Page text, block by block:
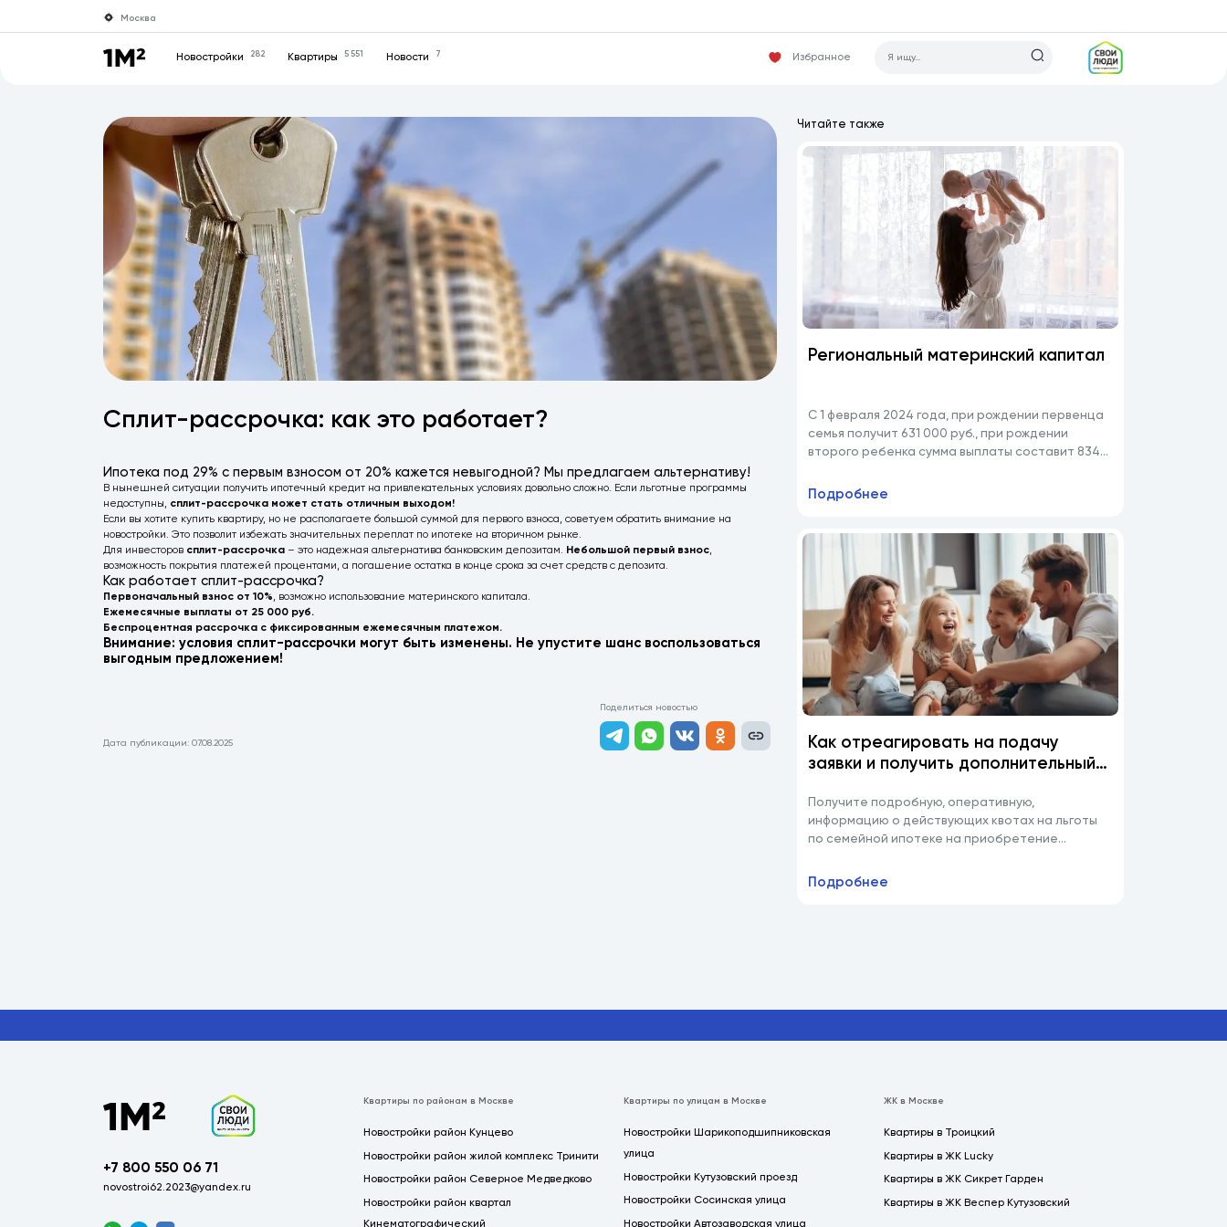
Москва
Новостройки 282 Квартиры 5 551 Новости 7 Избранное
Сплит-рассрочка: как это работает?
Ипотека под 29% с первым взносом от 20% кажется невыгодной? Мы предлагаем альтернативу!
В нынешней ситуации получить ипотечный кредит на привлекательных условиях довольно сложно. Если льготные программы
недоступны, сплит-рассрочка может стать отличным выходом!
Если вы хотите купить квартиру, но не располагаете большой суммой для первого взноса, советуем обратить внимание на
новостройки. Это позволит избежать значительных переплат по ипотеке на вторичном рынке.
Для инвесторов сплит-рассрочка – это надежная альтернатива банковским депозитам. Небольшой первый взнос,
возможность покрытия платежей процентами, а погашение остатка в конце срока за счет средств с депозита.
Как работает сплит-рассрочка?
Первоначальный взнос от 10%, возможно использование материнского капитала.
Ежемесячные выплаты от 25 000 руб.
Беспроцентная рассрочка с фиксированным ежемесячным платежом.
Внимание: условия сплит-рассрочки могут быть изменены. Не упустите шанс воспользоваться
выгодным предложением!
Дата публикации: 07.08.2025
Поделиться новостью
Читайте также
Региональный материнский капитал
С 1 февраля 2024 года, при рождении первенца
семья получит 631 000 руб., при рождении
второго ребенка сумма выплаты составит 834
Подробнее
Как отреагировать на подачу
заявки и получить дополнительный
ипотеке
Получите подробную, оперативную,
информацию о действующих квотах на льготы
по семейной ипотеке на приобретение
Подробнее
+7 800 550 06 71
novostroi62.2023@yandex.ru
Квартиры по районам в Москве
Новостройки район Кунцево
Новостройки район жилой комплекс Тринити
Новостройки район Северное Медведково
Новостройки район квартал
Кинематографический
Квартиры по улицам в Москве
Новостройки Шарикоподшипниковская
улица
Новостройки Кутузовский проезд
Новостройки Сосинская улица
Новостройки Автозаводская улица
ЖК в Москве
Квартиры в Троицкий
Квартиры в ЖК Lucky
Квартиры в ЖК Сикрет Гарден
Квартиры в ЖК Веспер Кутузовский